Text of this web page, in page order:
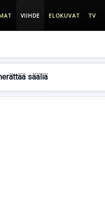
VIIHDE ELOKUVAT TV
sääliä